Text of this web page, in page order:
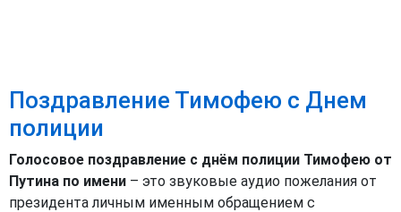
Поздравление Тимофею с Днем
полиции
Голосовое поздравление с днём полиции Тимофею от
Путина по имени – это звуковые аудио пожелания от
президента личным именным обращением с